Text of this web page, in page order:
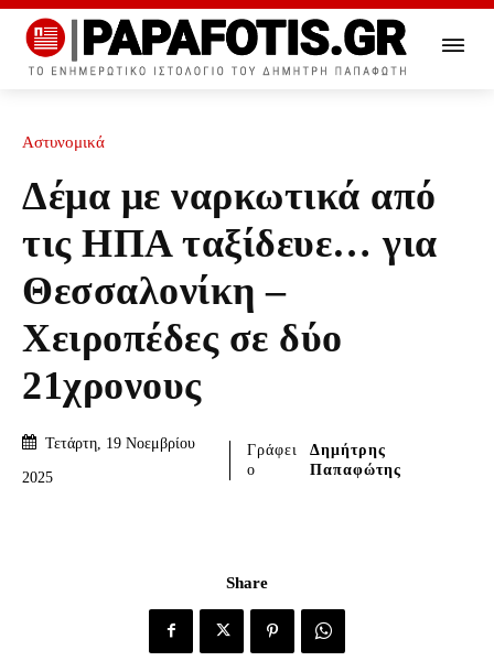
Αστυνομικά
Δέμα με ναρκωτικά από
τις ΗΠΑ ταξίδευε… για
Θεσσαλονίκη –
Χειροπέδες σε δύο
21χρονους
Τετάρτη, 19 Νοεμβρίου
2025
Γράφει
ο
Δημήτρης
Παπαφώτης
Share